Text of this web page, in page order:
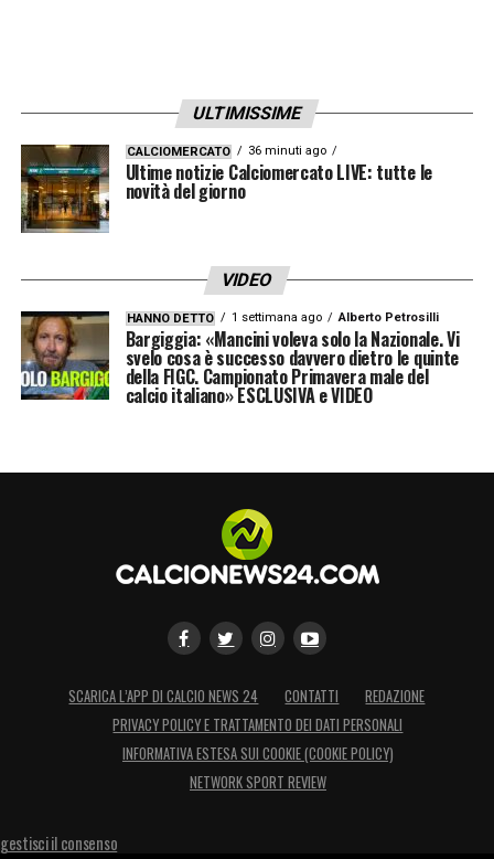
ULTIMISSIME
CALCIOMERCATO 36 minuti ago
Ultime notizie Calciomercato LIVE: tutte le
novità del giorno
VIDEO
HANNO DETTO 1 settimana ago Alberto Petrosilli
Bargiggia: «Mancini voleva solo la Nazionale. Vi
svelo cosa è successo davvero dietro le quinte
della FIGC. Campionato Primavera male del
calcio italiano» ESCLUSIVA e VIDEO
SCARICA L’APP DI CALCIO NEWS 24 CONTATTI
REDAZIONE
PRIVACY POLICY E TRATTAMENTO DEI DATI PERSONALI
INFORMATIVA ESTESA SUI COOKIE (COOKIE POLICY)
NETWORK SPORT REVIEW
gestisci il consenso